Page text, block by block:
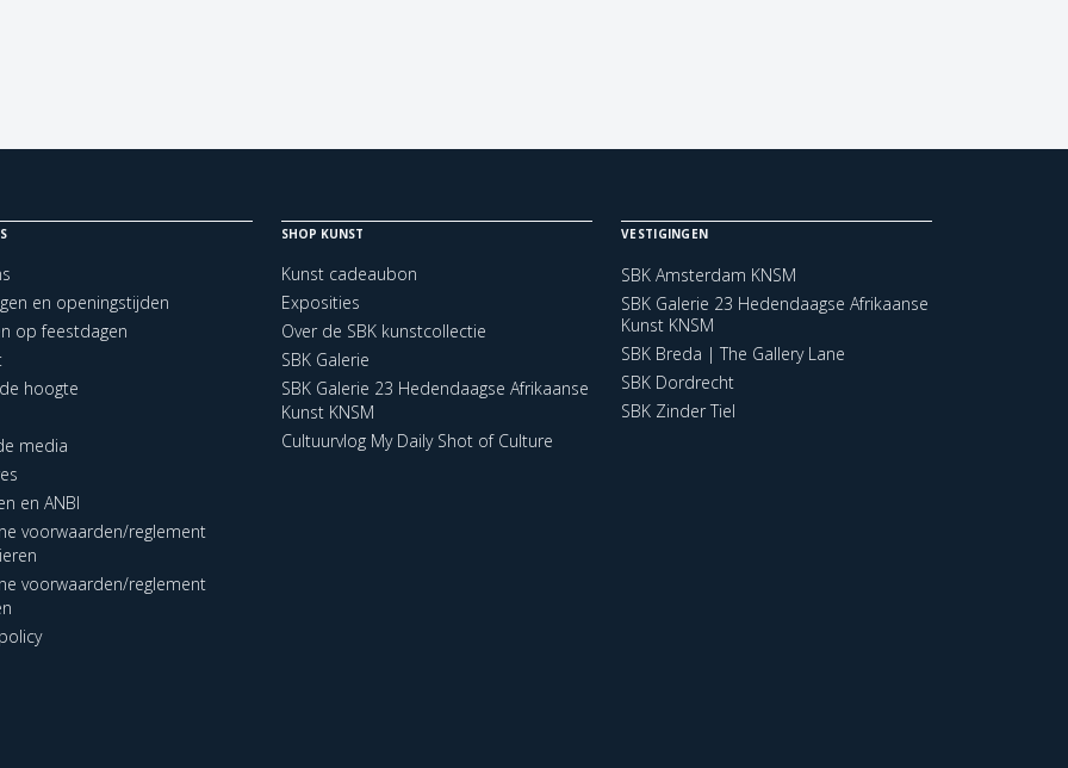
en openingstijden
op feestdagen
hoogte
media
en ANBI
voorwaarden/reglement
voorwaarden/reglement
SHOP KUNST
Kunst cadeaubon
Exposities
Over de SBK kunstcollectie
SBK Galerie
SBK Galerie 23 Hedendaagse Afrikaanse
Kunst KNSM
Cultuurvlog My Daily Shot of Culture
VESTIGINGEN
SBK Amsterdam KNSM
SBK Galerie 23 Hedendaagse Afrikaanse
Kunst KNSM
SBK Breda | The Gallery Lane
SBK Dordrecht
SBK Zinder Tiel